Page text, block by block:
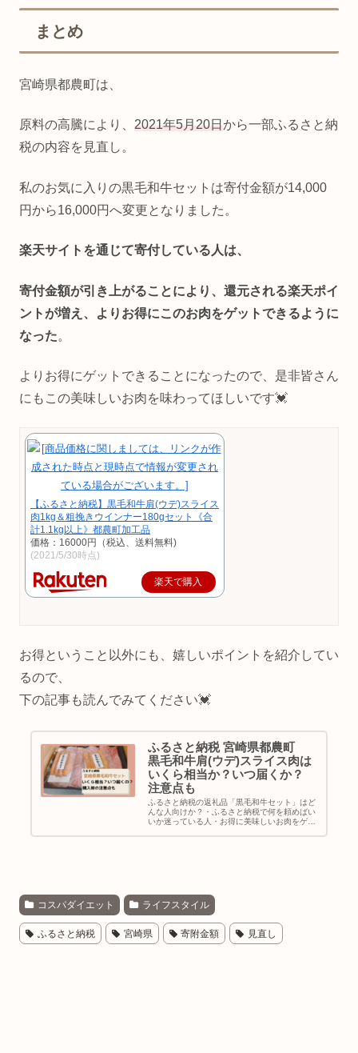
まとめ
宮崎県都農町は、
原料の高騰により、 2021年5月20日から一部ふるさと納
税の内容を見直し。
私のお気に入りの黒毛和牛セットは寄付金額が14,000
円から16,000円へ変更となりました。
楽天サイトを通じて寄付している人は、
寄付金額が引き上がることにより、還元される楽天ポイ
ントが増え、よりお得にこのお肉をゲットできるように
なった。
よりお得にゲットできることになったので、是非皆さん
にもこの美味しいお肉を味わってほしいです💓
【ふるさと納税】黒毛和牛肩(ウデ)スライス
肉1kg＆粗挽きウインナー180gセット《合
計1.1kg以上》都農町加工品
価格：16000円（税込、送料無料)
(2021/5/30時点)
楽天で購入
お得ということ以外にも、嬉しいポイントを紹介してい
るので、
下の記事も読んでみてください💓
ふるさと納税 宮崎県都農町
黒毛和牛肩(ウデ)スライス肉は
いくら相当か？いつ届くか？
注意点も
ふるさと納税の返礼品「黒毛和牛セット」はど
んな人向けか？・ふるさと納税で何を頼めばい
いか迷っている人・お得に美味しいお肉をゲッ
コスパダイエット ライフスタイル
ふるさと納税 宮崎県 寄附金額 見直し